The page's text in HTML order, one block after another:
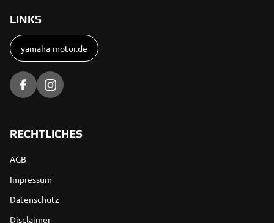
LINKS
yamaha-motor.de
RECHTLICHES
AGB
Impressum
Datenschutz
Disclaimer